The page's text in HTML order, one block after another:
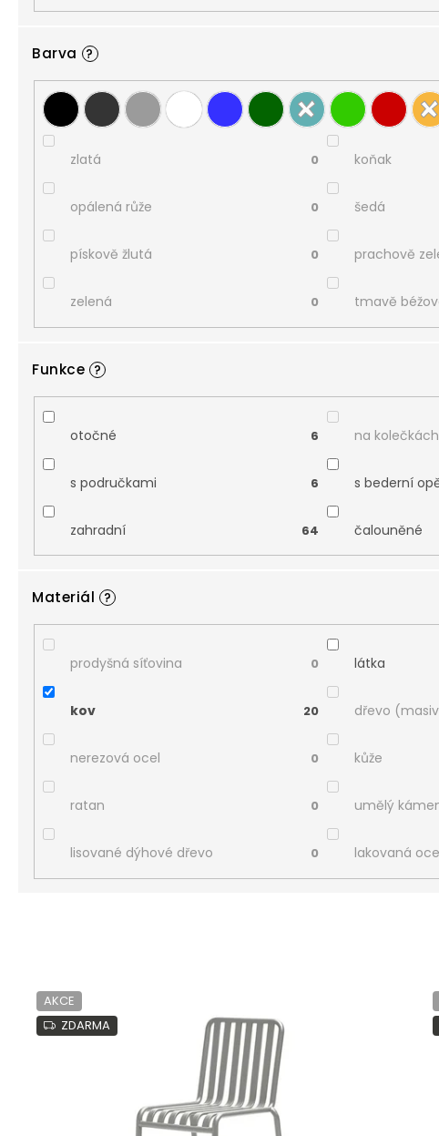
Barva ?
zlatá 0 koňak
opálená růže 0 šedá
pískově žlutá 0 prachově
zelená 0 tmavě
Funkce ?
otočné 6 na kolečkách
s područkami 6 s bederní
zahradní 64 čalouněné
Materiál ?
prodyšná síťovina 0 látka
kov 20 dřevo
nerezová ocel 0 kůže
ratan 0 umělý
lisované dýhové dřevo 0 lakovaná
AKCE
ZDARMA